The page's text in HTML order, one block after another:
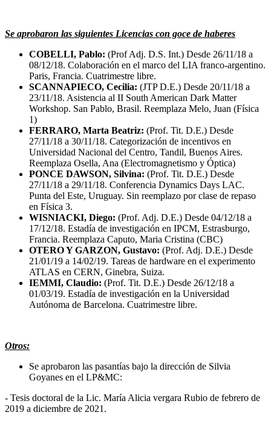
Se aprobaron las siguientes Licencias con goce de haberes
COBELLI, Pablo: (Prof Adj. D.S. Int.) Desde 26/11/18 a
08/12/18. Colaboración en el marco del LIA franco-argentino.
Paris, Francia. Cuatrimestre libre.
SCANNAPIECO, Cecilia: (JTP D.E.) Desde 20/11/18 a
23/11/18. Asistencia al II South American Dark Matter
Workshop. San Pablo, Brasil. Reemplaza Melo, Juan (Física
1)
FERRARO, Marta Beatriz: (Prof. Tit. D.E.) Desde
27/11/18 a 30/11/18. Categorización de incentivos en
Universidad Nacional del Centro, Tandil, Buenos Aires.
Reemplaza Osella, Ana (Electromagnetismo y Óptica)
PONCE DAWSON, Silvina: (Prof. Tit. D.E.) Desde
27/11/18 a 29/11/18. Conferencia Dynamics Days LAC.
Punta del Este, Uruguay. Sin reemplazo por clase de repaso
en Física 3.
WISNIACKI, Diego: (Prof. Adj. D.E.) Desde 04/12/18 a
17/12/18. Estadía de investigación en IPCM, Estrasburgo,
Francia. Reemplaza Caputo, Maria Cristina (CBC)
OTERO Y GARZON, Gustavo: (Prof. Adj. D.E.) Desde
21/01/19 a 14/02/19. Tareas de hardware en el experimento
ATLAS en CERN, Ginebra, Suiza.
IEMMI, Claudio: (Prof. Tit. D.E.) Desde 26/12/18 a
01/03/19. Estadía de investigación en la Universidad
Autónoma de Barcelona. Cuatrimestre libre.
Otros:
Se aprobaron las pasantías bajo la dirección de Silvia
Goyanes en el LP&MC:
- Tesis doctoral de la Lic. María Alicia vergara Rubio de febrero de
2019 a diciembre de 2021.